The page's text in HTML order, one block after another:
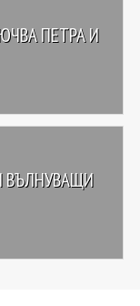
ПЕТРА И
ВЪЛНУВАЩИ